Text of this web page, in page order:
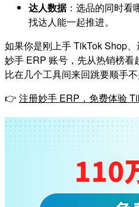
达人数据：选品的同时看
找达人能一起推进。
如果你是刚上手 TikTok Shop
妙手 ERP 账号，先从热销榜
比在几个工具间来回跳要顺手不
👉 注册妙手 ERP，免费体验